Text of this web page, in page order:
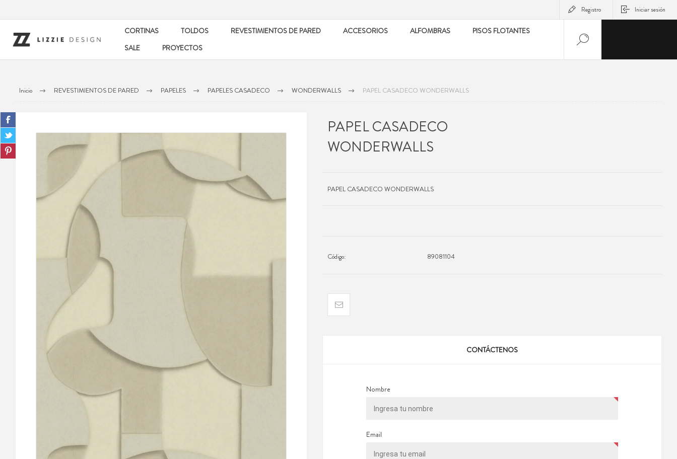
Registro Iniciar sesión
CORTINAS TOLDOS REVESTIMIENTOS DE PARED ACCESORIOS ALFOMBRAS
PISOS FLOTANTES
SALE
PROYECTOS
Inicio REVESTIMIENTOS DE PARED PAPELES PAPELES CASADECO WONDERWALLS PAPEL CASADECO WONDERWALLS
PAPEL CASADECO
WONDERWALLS
PAPEL CASADECO WONDERWALLS
Código: 89081104
CONTÁCTENOS
Nombre
Email